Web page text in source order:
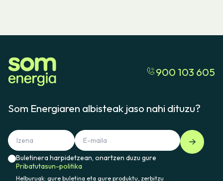
900 103 605
Som Energiaren albisteak jaso nahi dituzu?
Buletinera harpidetzean, onartzen duzu gure
Pribatutasun-politika
Helburuak: gure buletina eta gure produktu, zerbitzu